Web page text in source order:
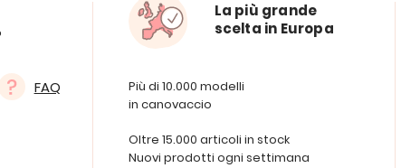
FAQ
La più grande
scelta in Europa
Più di 10.000 modelli
in canovaccio
Oltre 15.000 articoli in stock
Nuovi prodotti ogni settimana